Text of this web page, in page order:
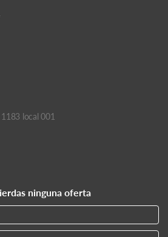
local 001
ninguna oferta